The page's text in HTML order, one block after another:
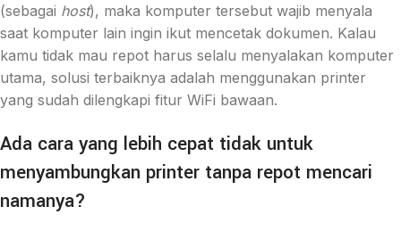
(sebagai host), maka komputer tersebut wajib menyala
saat komputer lain ingin ikut mencetak dokumen. Kalau
kamu tidak mau repot harus selalu menyalakan komputer
utama, solusi terbaiknya adalah menggunakan printer
yang sudah dilengkapi fitur WiFi bawaan.
Ada cara yang lebih cepat tidak untuk
menyambungkan printer tanpa repot mencari
namanya?